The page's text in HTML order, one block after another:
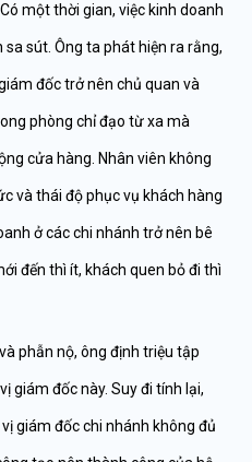
một thời gian, việc kinh doanh
sút. Ông ta phát hiện ra rằng,
đốc trở nên chủ quan và
phòng chỉ đạo từ xa mà
cửa hàng. Nhân viên không
và thái độ phục vụ khách hàng
ở các chi nhánh trở nên bê
đến thì ít, khách quen bỏ đi thì
phẫn nộ, ông định triệu tập
giám đốc này. Suy đi tính lại,
giám đốc chi nhánh không đủ